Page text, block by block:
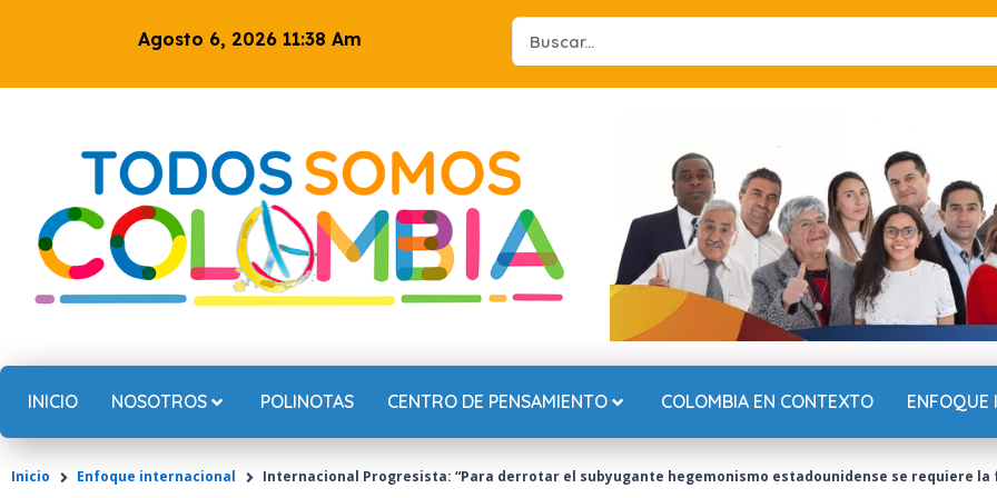
Agosto 6, 2026 11:38 Am
Search
...
INICIO NOSOTROS POLINOTAS CENTRO DE PENSAMIENTO COLOMBIA EN CONTEXTO ENFOQUE
Inicio Enfoque internacional Internacional Progresista: “Para derrotar el subyugante hegemonismo estadounidense se requiere la